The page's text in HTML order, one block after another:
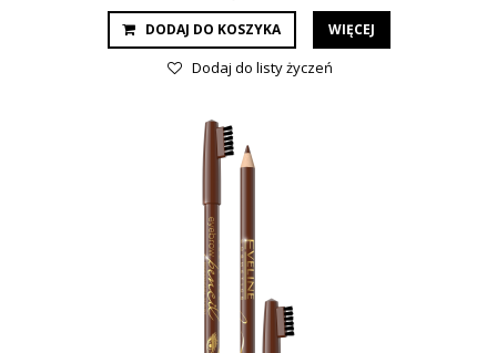
DODAJ DO KOSZYKA WIĘCEJ
Dodaj do listy życzeń